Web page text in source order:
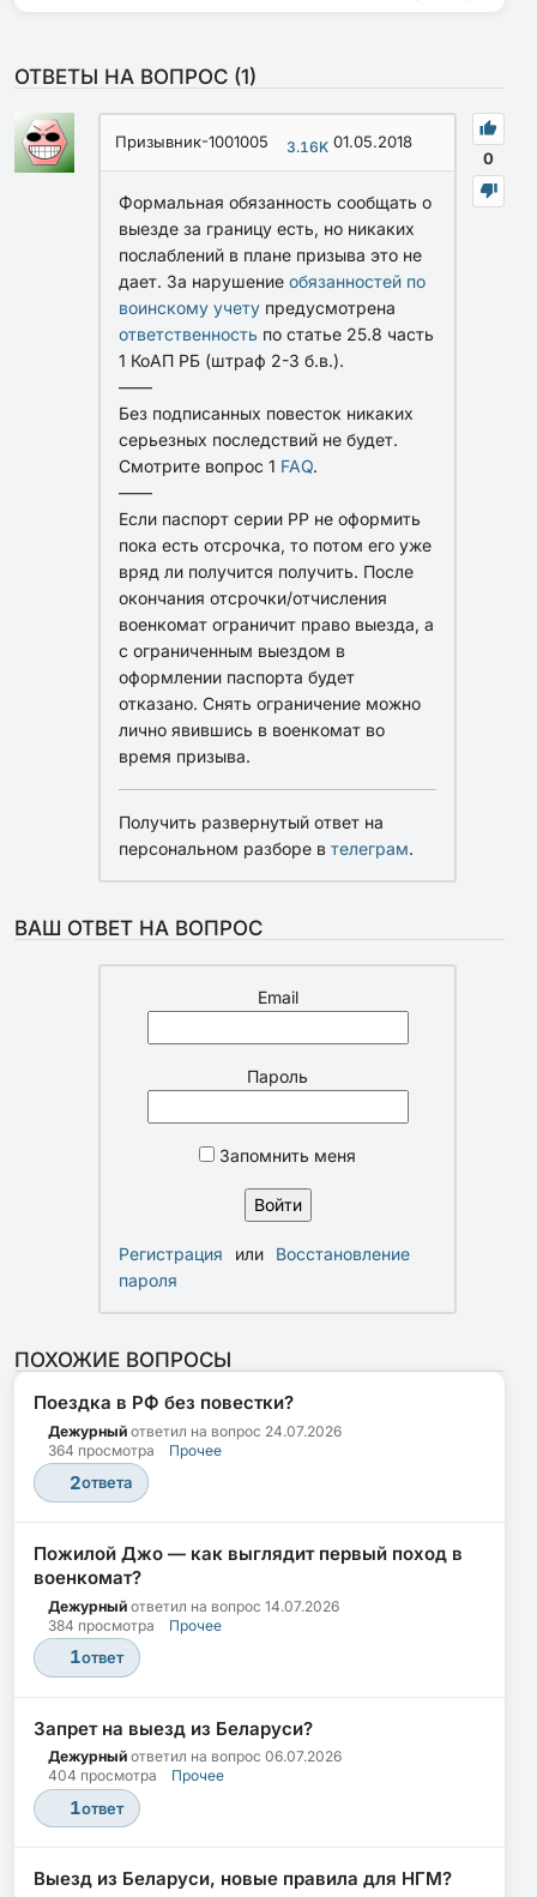
ОТВЕТЫ НА ВОПРОС (1)
0
Призывник-1001005 3.16K 01.05.2018
Формальная обязанность сообщать о
выезде за границу есть, но никаких
послаблений в плане призыва это не
дает. За нарушение обязанностей по
воинскому учету предусмотрена
ответственность по статье 25.8 часть
1 КоАП РБ (штраф 2-3 б.в.).
——
Без подписанных повесток никаких
серьезных последствий не будет.
Смотрите вопрос 1 FAQ.
——
Если паспорт серии PP не оформить
пока есть отсрочка, то потом его уже
вряд ли получится получить. После
окончания отсрочки/отчисления
военкомат ограничит право выезда, а
с ограниченным выездом в
оформлении паспорта будет
отказано. Снять ограничение можно
лично явившись в военкомат во
время призыва.
Получить развернутый ответ на
персональном разборе в телеграм.
ВАШ ОТВЕТ НА ВОПРОС
Email
Пароль
Запомнить меня
Регистрация или
Восстановление
пароля
ПОХОЖИЕ ВОПРОСЫ
Поездка в РФ без повестки?
Дежурный ответил на вопрос 24.07.2026
364 просмотра
Прочее
2ответа
Пожилой Джо — как выглядит первый поход в
военкомат?
Дежурный ответил на вопрос 14.07.2026
384 просмотра
Прочее
1ответ
Запрет на выезд из Беларуси?
Дежурный ответил на вопрос 06.07.2026
404 просмотра
Прочее
1ответ
Выезд из Беларуси, новые правила для НГМ?